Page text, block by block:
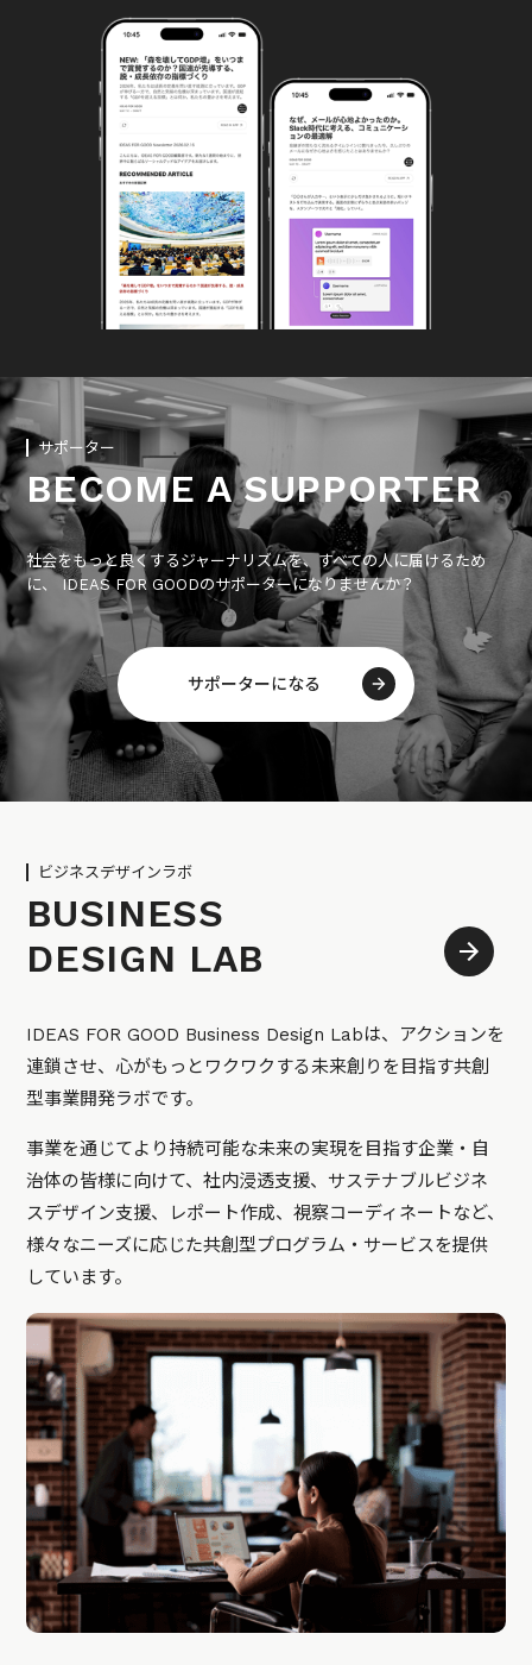
サポーター
BECOME A SUPPORTER
社会をもっと良くするジャーナリズムを、すべての人に届けるため
に、 IDEAS FOR GOODのサポーターになりませんか？
サポーターになる
ビジネスデザインラボ
BUSINESS
DESIGN LAB
IDEAS FOR GOOD Business Design Labは、アクションを
連鎖させ、心がもっとワクワクする未来創りを目指す共創
型事業開発ラボです。
事業を通じてより持続可能な未来の実現を目指す企業・自
治体の皆様に向けて、社内浸透支援、サステナブルビジネ
スデザイン支援、レポート作成、視察コーディネートなど、
様々なニーズに応じた共創型プログラム・サービスを提供
しています。